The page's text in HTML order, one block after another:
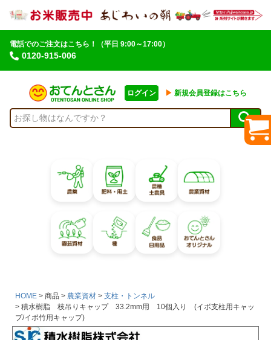
電話でのご注文はこちら！
0120-915-006
（平日 9:00～17:00）
ログイン ▶︎ 新規会員登録はこちら
HOME 商品 農業資材
支柱・トンネル
積水樹脂 枝吊りキャップ 33.2mm用 10個入り (イボ支柱用キャッ
プ/イボ竹用キャップ)